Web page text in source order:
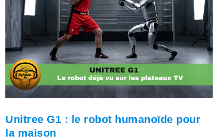
Unitree G1 : le robot humanoïde pour
la maison